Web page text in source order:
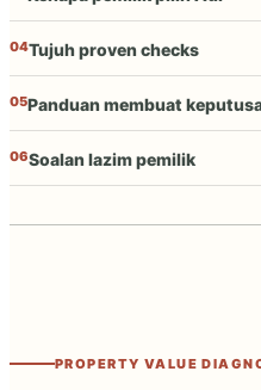
jalan, kondisi,
dan kemampuan
Intermediate vs corner lot
04Tujuh proven checks
05Panduan membuat
06Soalan lazim pemilik
PROPERTY VALUE